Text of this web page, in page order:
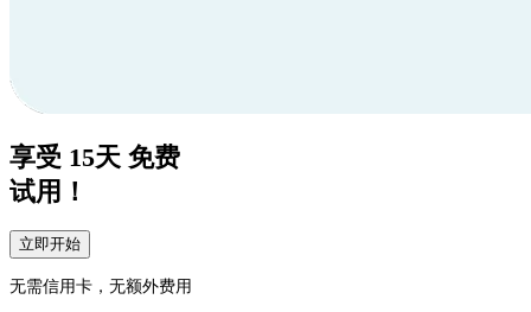
享受 15天 免费
试用！
立即开始
无需信用卡，无额外费用